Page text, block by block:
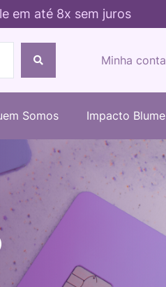
em até 8x sem juros
Minha conta
Somos Impacto Blume